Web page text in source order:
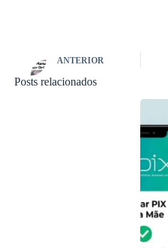
ANTERIOR
Posts relacionados